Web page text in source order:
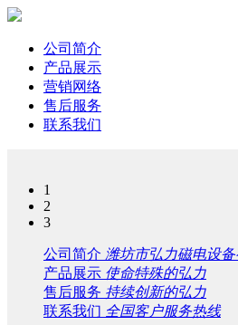
公司简介
产品展示
营销网络
售后服务
联系我们
1
2
3
公司简介 潍坊市弘力磁电设
产品展示 使命特殊的弘力
售后服务 持续创新的弘力
联系我们 全国客户服务热线